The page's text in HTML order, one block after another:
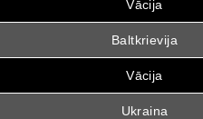
Vācija
Baltkrievija
Vācija
Ukraina